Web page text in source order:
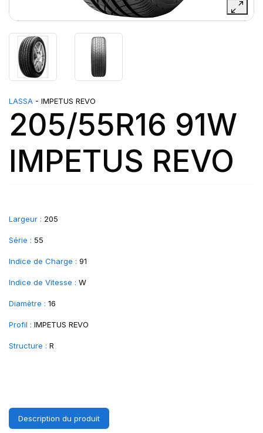
LASSA - IMPETUS REVO
205/55R16 91W
IMPETUS REVO
Largeur : 205
Série : 55
Indice de Charge : 91
Indice de Vitesse : W
Diamètre : 16
Profil : IMPETUS REVO
Structure : R
Description du produit